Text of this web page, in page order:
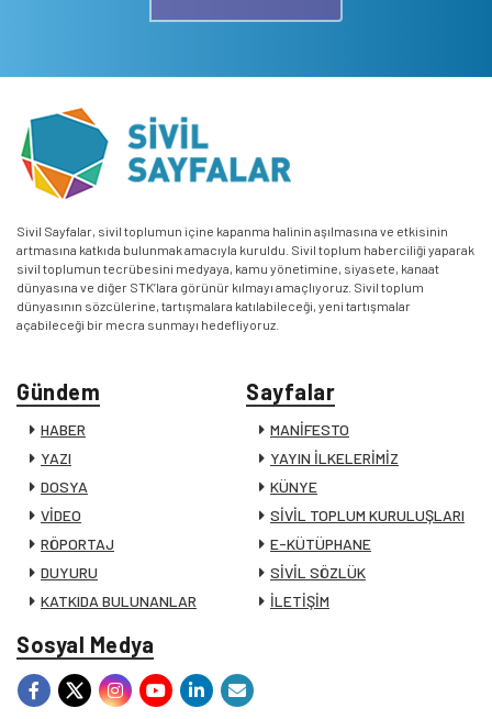
Sivil Sayfalar, sivil toplumun içine kapanma halinin aşılmasına ve etkisinin
artmasına katkıda bulunmak amacıyla kuruldu. Sivil toplum haberciliği yaparak
sivil toplumun tecrübesini medyaya, kamu yönetimine, siyasete, kanaat
dünyasına ve diğer STK’lara görünür kılmayı amaçlıyoruz. Sivil toplum
dünyasının sözcülerine, tartışmalara katılabileceği, yeni tartışmalar
açabileceği bir mecra sunmayı hedefliyoruz.
Gündem
HABER
YAZI
DOSYA
VİDEO
RÖPORTAJ
DUYURU
KATKIDA BULUNANLAR
Sayfalar
MANİFESTO
YAYIN İLKELERİMİZ
KÜNYE
SİVİL TOPLUM KURULUŞLARI
E-KÜTÜPHANE
SİVİL SÖZLÜK
İLETİŞİM
Sosyal Medya